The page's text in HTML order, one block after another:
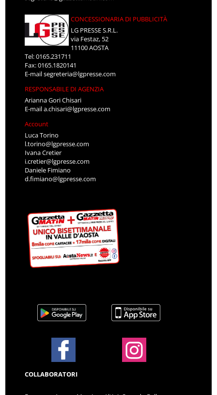
CONCESSIONARIA DI PUBBLICITÀ
LG PRESSE S.R.L.
via Festaz, 52
11100 AOSTA
Tel: 0165.231711
Fax: 0165.1820141
E-mailsegreteria@lgpresse.com
RESPONSABILE DI AGENZIA
Arianna Gori Chisari
E-maila.chisari@lgpresse.com
Account
Luca Torino
l.torino@lgpresse.com
Ivana Cretier
i.cretier@lgpresse.com
Daniele Fimiano
d.fimiano@lgpresse.com
COLLABORATORI